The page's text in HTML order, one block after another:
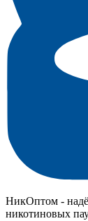
НикОптом -
никотиновых